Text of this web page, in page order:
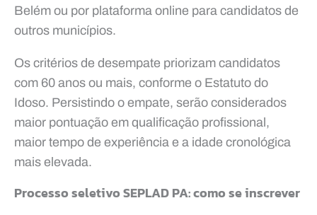
Belém ou por plataforma online para candidatos de
outros municípios.
Os critérios de desempate priorizam candidatos
com 60 anos ou mais, conforme o Estatuto do
Idoso. Persistindo o empate, serão considerados
maior pontuação em qualificação profissional,
maior tempo de experiência e a idade cronológica
mais elevada.
Processo seletivo SEPLAD PA: como se inscrever